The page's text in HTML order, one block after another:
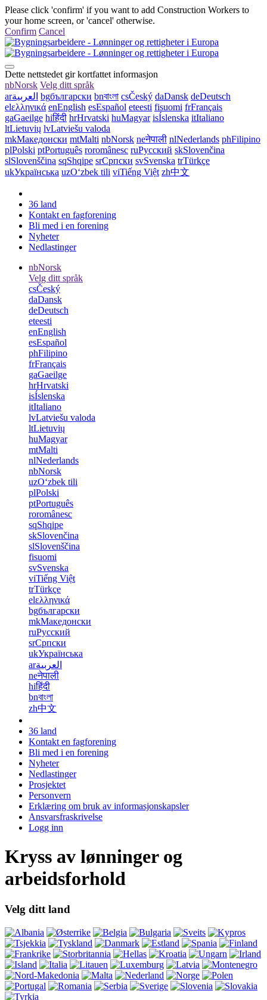
Please click 'confirm' if you want to add Construction Workers to
your home screen, or 'cancel' otherwise.
Confirm Cancel
Dette nettstedet gir kortfattet informasjon
nbNorsk Velg ditt språk
arالعربية bgбългарски bnবাংলা csČeský daDansk deDeutsch
elελληνικά enEnglish esEspañol eteesti fisuomi frFrançais
gaGaeilge hiहिंदी hrHrvatski huMagyar isÍslenska itItaliano
ltLietuvių lvLatviešu valoda
mkМакедонски mtMalti nbNorsk neनेपाली nlNederlands phFilipino
plPolski ptPortuguês roromânesc ruРусский skSlovenčina
slSlovenščina sqShqipe srСрпски svSvenska trTürkçe
ukУкраїнська uzOʻzbek tili viTiếng Việt zh中文
36 land
Kontakt en fagforening
Bli med i en forening
Nyheter
Nedlastinger
nbNorsk
Velg ditt språk
csČeský
daDansk
deDeutsch
eteesti
enEnglish
esEspañol
phFilipino
frFrançais
gaGaeilge
hrHrvatski
isÍslenska
itItaliano
lvLatviešu valoda
ltLietuvių
huMagyar
mtMalti
nlNederlands
nbNorsk
uzOʻzbek tili
plPolski
ptPortuguês
roromânesc
sqShqipe
skSlovenčina
slSlovenščina
fisuomi
svSvenska
viTiếng Việt
trTürkçe
elελληνικά
bgбългарски
mkМакедонски
ruРусский
srСрпски
ukУкраїнська
arالعربية
neनेपाली
hiहिंदी
bnবাংলা
zh中文
36 land
Kontakt en fagforening
Bli med i en forening
Nyheter
Nedlastinger
Prosjektet
Personvern
Erklæring om bruk av informasjonskapsler
Ansvarsfraskrivelse
Logg inn
Kryss av lønninger og
arbeidsforhold
Velg ditt land